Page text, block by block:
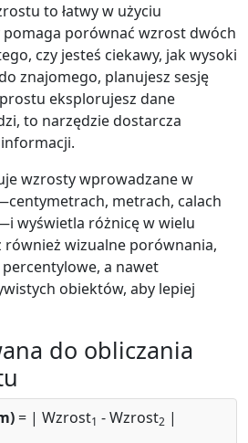
to łatwy w użyciu
porównać wzrost dwóch
czy jesteś ciekawy, jak wysoki
znajomego, planujesz sesję
eksplorujesz dane
to narzędzie dostarcza
wzrosty wprowadzane w
metrach, calach
wyświetla różnicę w wielu
również wizualne porównania,
a nawet
obiektów, aby lepiej
do obliczania
= | Wzrost1 - Wzrost2 |